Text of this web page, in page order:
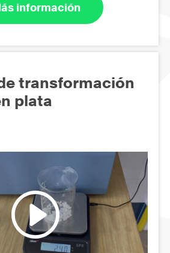
información
transformación
plata